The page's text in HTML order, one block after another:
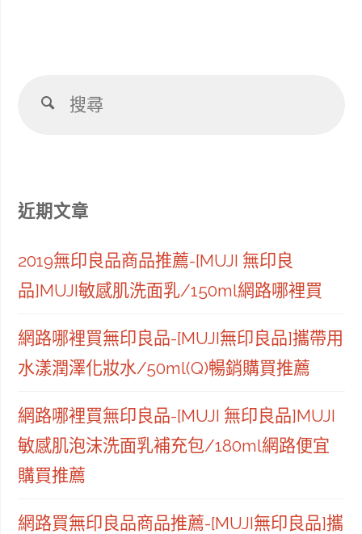
搜
近期文章
2019無印良品商品推薦-[MUJI 無印良
品]MUJI敏感肌洗面乳/150ml網路哪裡買
網路哪裡買無印良品-[MUJI無印良品]攜帶用
水漾潤澤化妝水/50ml(Q)暢銷購買推薦
網路哪裡買無印良品-[MUJI 無印良品]MUJI
敏感肌泡沫洗面乳補充包/180ml網路便宜
購買推薦
網路買無印良品商品推薦-[MUJI無印良品]攜